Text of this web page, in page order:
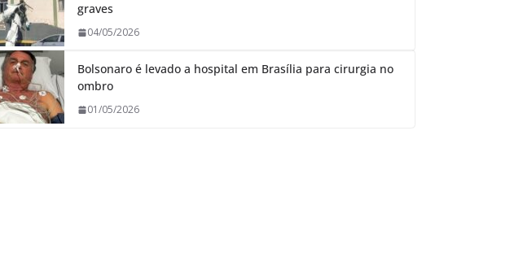
graves
04/05/2026
Bolsonaro é levado a hospital em Brasília para cirurgia no
ombro
01/05/2026